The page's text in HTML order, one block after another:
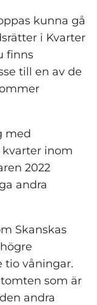
kunna gå
i Kvarter
finns
till en av de
med
kvarter inom
2022
andra
Skanskas
tio våningar.
som är
andra